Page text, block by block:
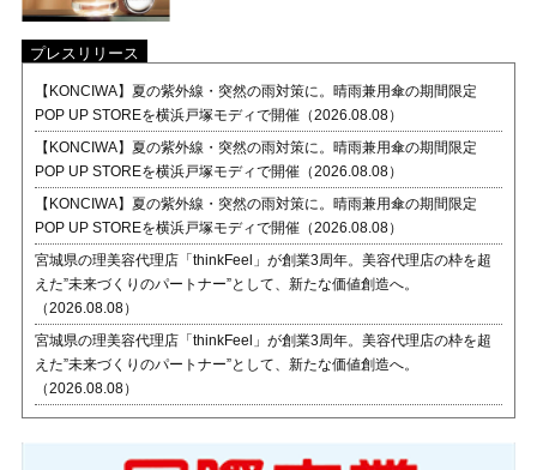
プレスリリース
【KONCIWA】夏の紫外線・突然の雨対策に。晴雨兼用傘の期間限定
POP UP STOREを横浜戸塚モディで開催（2026.08.08）
【KONCIWA】夏の紫外線・突然の雨対策に。晴雨兼用傘の期間限定
POP UP STOREを横浜戸塚モディで開催（2026.08.08）
【KONCIWA】夏の紫外線・突然の雨対策に。晴雨兼用傘の期間限定
POP UP STOREを横浜戸塚モディで開催（2026.08.08）
宮城県の理美容代理店「thinkFeel」が創業3周年。美容代理店の枠を超
えた”未来づくりのパートナー”として、新たな価値創造へ。
（2026.08.08）
宮城県の理美容代理店「thinkFeel」が創業3周年。美容代理店の枠を超
えた”未来づくりのパートナー”として、新たな価値創造へ。
（2026.08.08）